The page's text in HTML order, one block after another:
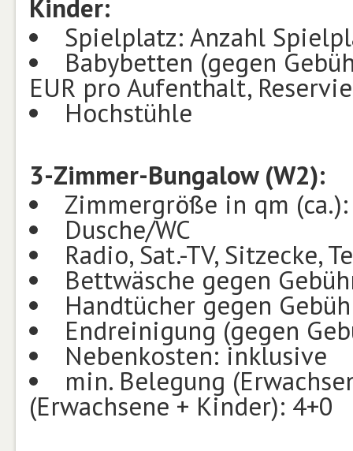
Kinder:
Spielplatz: Anzahl
Babybetten (gegen
EUR pro Aufenthalt,
Hochstühle
3-Zimmer-Bungalow (W2):
Zimmergröße in qm
Dusche/WC
Radio, Sat.-TV, Sitzecke,
Bettwäsche gegen
Handtücher gegen
Endreinigung (gegen
Nebenkosten: inklusive
min. Belegung
(Erwachsene + Kinder): 4+0